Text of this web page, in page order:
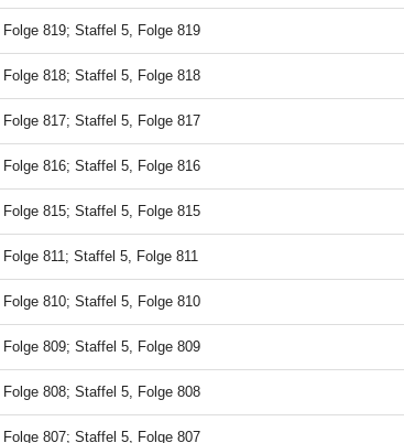
Folge 819; Staffel 5, Folge 819
Folge 818; Staffel 5, Folge 818
Folge 817; Staffel 5, Folge 817
Folge 816; Staffel 5, Folge 816
Folge 815; Staffel 5, Folge 815
Folge 811; Staffel 5, Folge 811
Folge 810; Staffel 5, Folge 810
Folge 809; Staffel 5, Folge 809
Folge 808; Staffel 5, Folge 808
Folge 807; Staffel 5, Folge 807